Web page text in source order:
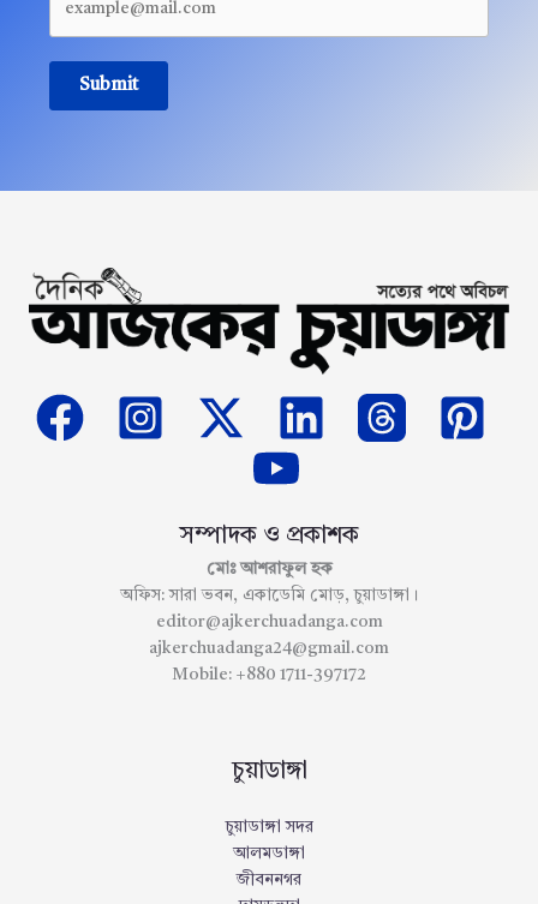
Submit
সম্পাদক ও প্রকাশক
মোঃ আশরাফুল হক
অফিস: সারা ভবন, একাডেমি মোড়, চুয়াডাঙ্গা।
editor@ajkerchuadanga.com
ajkerchuadanga24@gmail.com
Mobile: +880 1711-397172
চুয়াডাঙ্গা
চুয়াডাঙ্গা সদর
আলমডাঙ্গা
জীবননগর